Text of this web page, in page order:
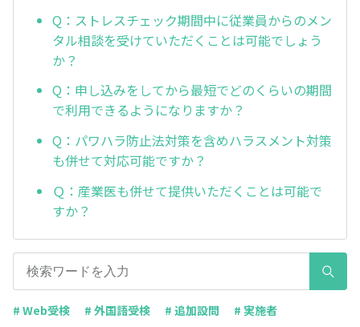
Q：ストレスチェック期間中に従業員からのメン
タル相談を受けていただくことは可能でしょう
か？
Q：申し込みをしてから最短でどのくらいの期間
で利用できるようになりますか？
Q：パワハラ防止法対策を含めハラスメント対策
も併せて対応可能ですか？
Ｑ：産業医も併せて提供いただくことは可能で
すか？
# Web受検 # 外国語受検 # 追加設問 # 実施者